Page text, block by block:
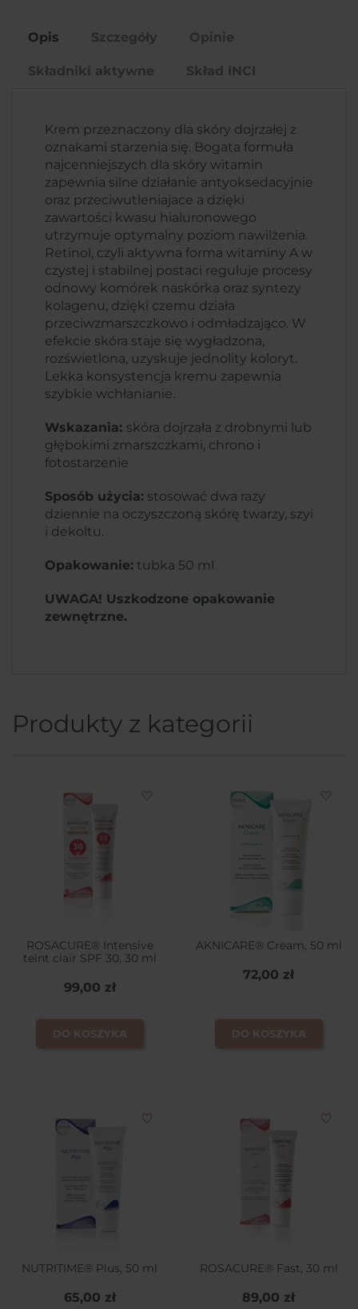
Opis Szczegóły Opinie
Składniki aktywne Skład INCI
Krem przeznaczony dla skóry dojrzałej z
oznakami starzenia się. Bogata formuła
najcenniejszych dla skóry witamin
zapewnia silne działanie antyoksedacyjnie
oraz przeciwutleniajace a dzięki
zawartości kwasu hialuronowego
utrzymuje optymalny poziom nawilżenia.
Retinol, czyli aktywna forma witaminy A w
czystej i stabilnej postaci reguluje procesy
odnowy komórek naskórka oraz syntezy
kolagenu, dzięki czemu działa
przeciwzmarszczkowo i odmładzająco. W
efekcie skóra staje się wygładzona,
rozświetlona, uzyskuje jednolity koloryt.
Lekka konsystencja kremu zapewnia
szybkie wchłanianie.
Wskazania: skóra dojrzała z drobnymi lub
głębokimi zmarszczkami, chrono i
fotostarzenie
Sposób użycia: stosować dwa razy
dziennie na oczyszczoną skórę twarzy, szyi
i dekoltu.
Opakowanie: tubka 50 ml
UWAGA! Uszkodzone opakowanie
zewnętrzne.
Produkty z kategorii
ROSACURE® Intensive
teint clair SPF 30, 30 ml
99,00 zł
DO KOSZYKA
favorite_border
AKNICARE® Cream, 50 ml
72,00 zł
DO KOSZYKA
favorite_border
NUTRITIME® Plus, 50 ml
65,00 zł
favorite_border
ROSACURE® Fast, 30 ml
89,00 zł
favorite_border